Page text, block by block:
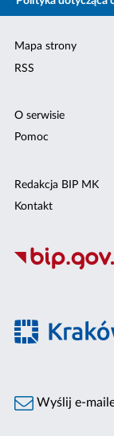
Mapa strony
RSS
O serwisie
Pomoc
Redakcja BIP MK
Kontakt
Wyślij e-